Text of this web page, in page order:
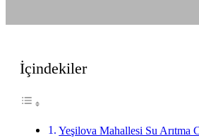
İçindekiler
Yeşilova Mahallesi Su Arıtma